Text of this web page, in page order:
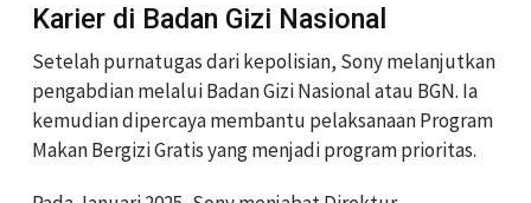
Karier di Badan Gizi Nasional
Setelah purnatugas dari kepolisian, Sony melanjutkan
pengabdian melalui Badan Gizi Nasional atau BGN. Ia
kemudian dipercaya membantu pelaksanaan Program
Makan Bergizi Gratis yang menjadi program prioritas.